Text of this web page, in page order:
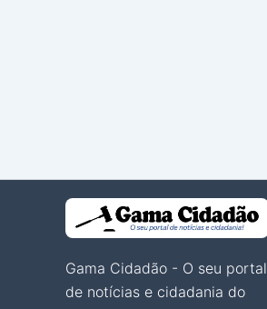
Gama Cidadão - O seu portal
de notícias e cidadania do